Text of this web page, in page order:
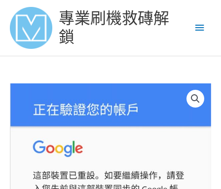
content
專業刷機救磚解
鎖